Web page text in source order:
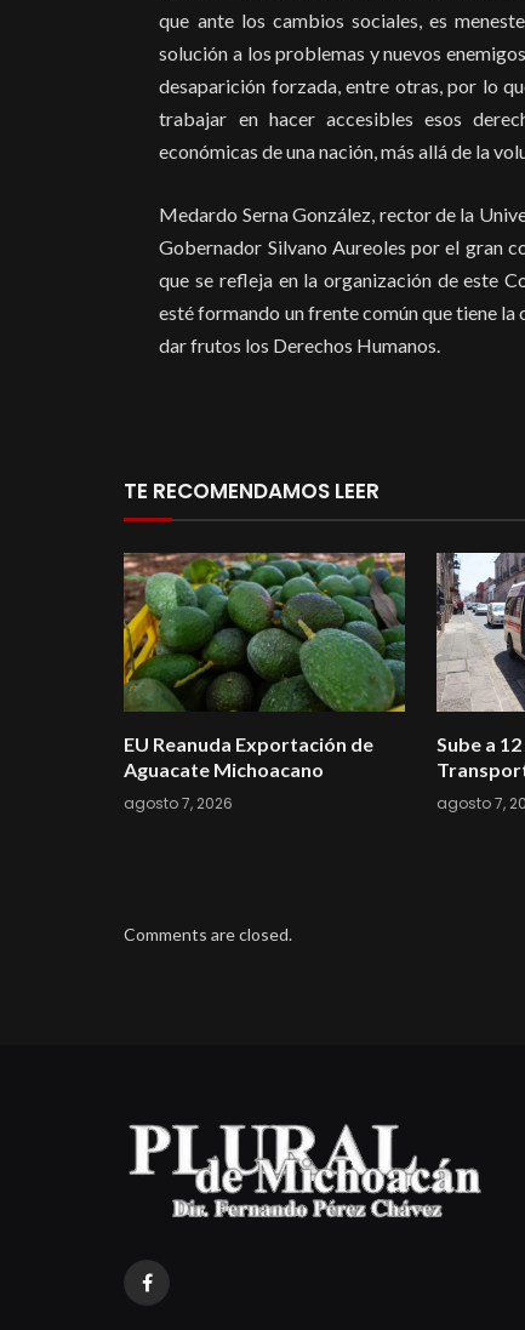
que ante los cambios sociales, es
solución a los problemas y nuevos
desaparición forzada, entre otras, por lo
trabajar en hacer accesibles esos
económicas de una nación, más allá de la
Medardo Serna González, rector de la
Gobernador Silvano Aureoles por el gran
que se refleja en la organización de este
esté formando un frente común que tiene la
dar frutos los Derechos Humanos.
TE RECOMENDAMOS LEER
EU Reanuda Exportación de
Aguacate Michoacano
agosto 7, 2026
Sube a
agosto 7,
Comments are closed.
Facebook